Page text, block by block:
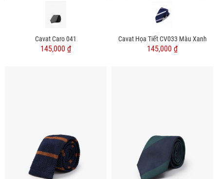
Cavat Caro 041
145,000 ₫
Cavat Họa Tiết CV033 Màu Xanh
145,000 ₫